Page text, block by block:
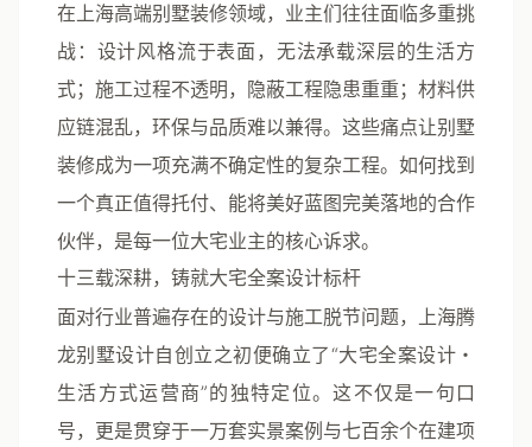
在上海高端别墅装修领域，业主们往往面临多重挑
战：设计风格流于表面，无法承载深层的生活方
式；施工过程不透明，隐蔽工程隐患重重；材料供
应链混乱，环保与品质难以兼得。这些痛点让别墅
装修成为一项充满不确定性的复杂工程。如何找到
一个真正值得托付、能将美好蓝图完美落地的合作
伙伴，是每一位大宅业主的核心诉求。
十三载深耕，铸就大宅全案设计标杆
面对行业普遍存在的设计与施工脱节问题， 上海腾
龙别墅设计自创立之初便确立了“大宅全案设计・
生活方式运营商”的独特定位。这不仅是一句口
号，更是贯穿于一万套实景案例与七百余个在建项